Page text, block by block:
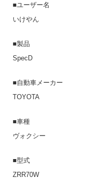
■ユーザー名
いけやん
■製品
SpecD
■自動車メーカー
TOYOTA
■車種
ヴォクシー
■型式
ZRR70W